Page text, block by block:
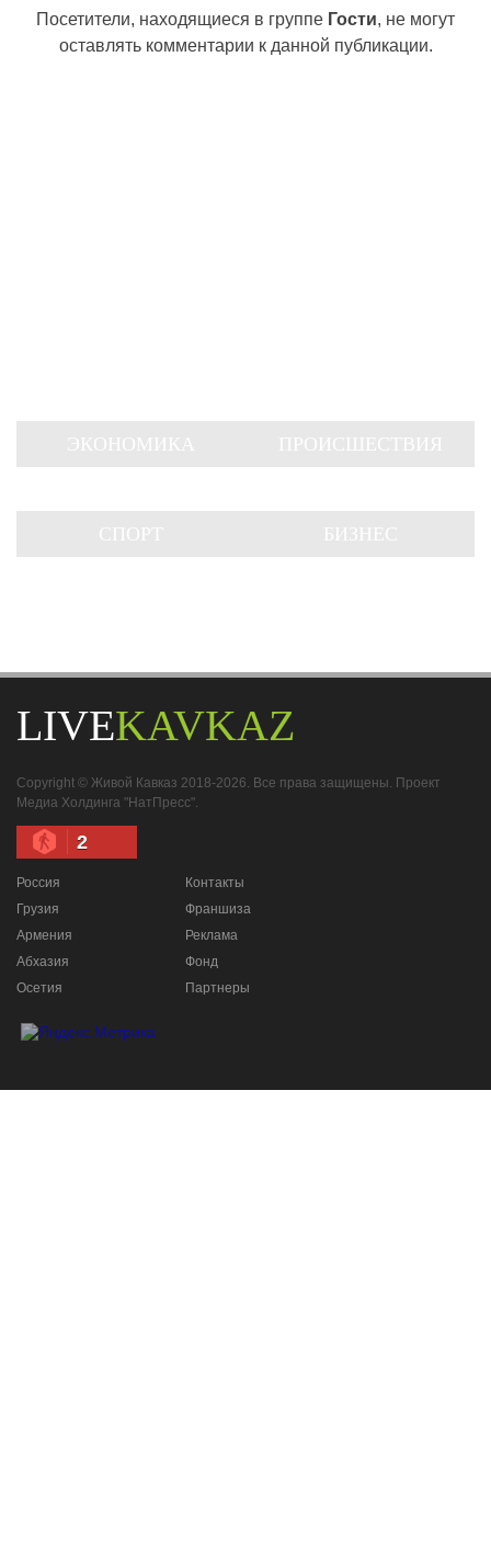
Посетители, находящиеся в группе Гости, не могут
оставлять комментарии к данной публикации.
LIVEKAVKAZ
Copyright © Живой Кавказ 2018-2026. Все права защищены. Проект
Медиа Холдинга "НатПресс".
2
Россия
Грузия
Армения
Абхазия
Осетия
Контакты
Франшиза
Реклама
Фонд
Партнеры